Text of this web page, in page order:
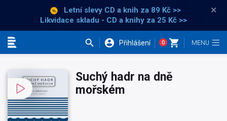
Letní slevy CD a knih za 89 Kč >>
Likvidace skladu - CD a knihy za 25 Kč >>
×
Přihlášení 0
Suchý hadr na dně
mořském